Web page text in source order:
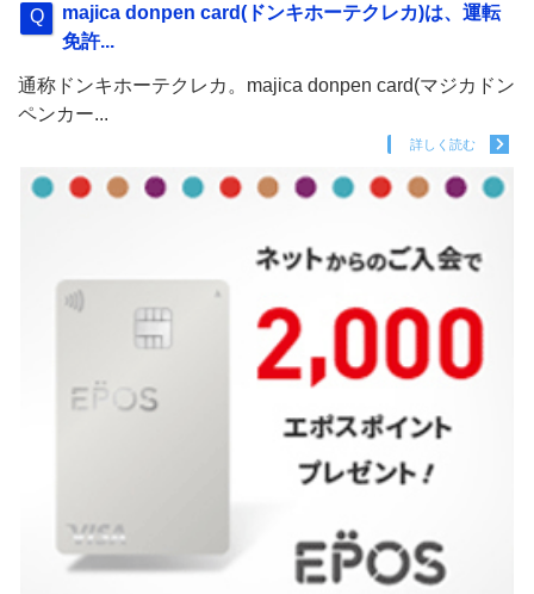
majica donpen card(ドンキホーテクレカ)は、運転
免許...
通称ドンキホーテクレカ。majica donpen card(マジカドン
ペンカー...
詳しく読む